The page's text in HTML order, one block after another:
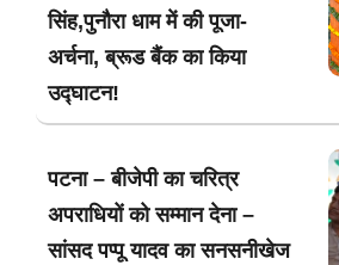
सिंह,पुनौरा धाम में की पूजा-
अर्चना, ब्रूड बैंक का किया
उद्घाटन!
पटना – बीजेपी का चरित्र
अपराधियों को सम्मान देना –
सांसद पप्पू यादव का सनसनीखेज